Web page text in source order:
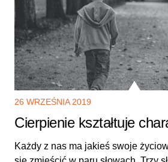
26 WRZEŚNIA 2019
Cierpienie kształtuje
Każdy z nas ma jakieś swoje